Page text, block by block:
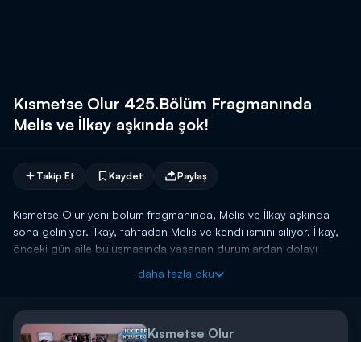
Kısmetse Olur 425.Bölüm Fragmanında
Melis ve İlkay aşkında şok!
Takip Et Kaydet Paylaş
Kısmetse Olur yeni bölüm fragmanında, Melis ve İlkay aşkında
sona geliniyor. İlkay, tahtadan Melis ve kendi ismini siliyor. İlkay,
önceki gün aile buluşmasında yaşanan durumlardan dolayı
kurtulmak istediğini ve bunu bir daha yaşamak istemediğini
Bu kararın ardından her ikisi de gözyaşlarına boğuluyor. Melis,
dayanamıyor damatlar evine gelerek İlkay'dan af diliyor. İkili
daha fazla oku
Kısmetse Olur